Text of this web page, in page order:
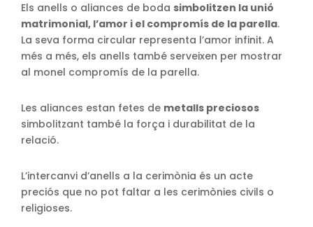
Els anells o aliances de boda simbolitzen la unió
matrimonial, l’amor i el compromís de la parella.
La seva forma circular representa l’amor infinit. A
més a més, els anells també serveixen per mostrar
al monel compromís de la parella.
Les aliances estan fetes de metalls preciosos
simbolitzant també la força i durabilitat de la
relació.
L’intercanvi d’anells a la cerimònia és un acte
preciós que no pot faltar a les cerimònies civils o
religioses.